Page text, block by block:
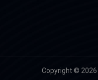
Copyright © 2026